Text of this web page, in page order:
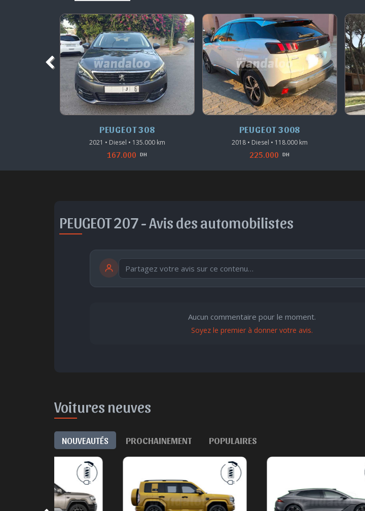
PEUGEOT 308
2021 • Diesel • 135.000 km
167.000 DH
PEUGEOT 3008
2018 • Diesel • 118.000 km
225.000 DH
PEUGEOT 207 -Avis des automobilistes
🙂
Content
😐
Indifférent
😮
Surpris
😞
Déçu
😠
Enervé
publication immédiate
Aucun commentaire pour le moment.
Soyez le premier à donner votre avis.
Voitures neuves
NOUVEAUTÉS PROCHAINEMENT POPULAIRES